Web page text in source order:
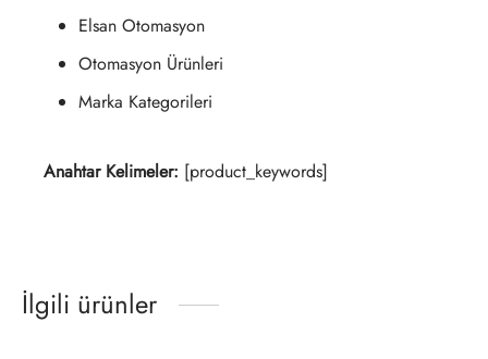
Elsan Otomasyon
Otomasyon Ürünleri
Marka Kategorileri
Anahtar Kelimeler: [product_keywords]
İlgili ürünler